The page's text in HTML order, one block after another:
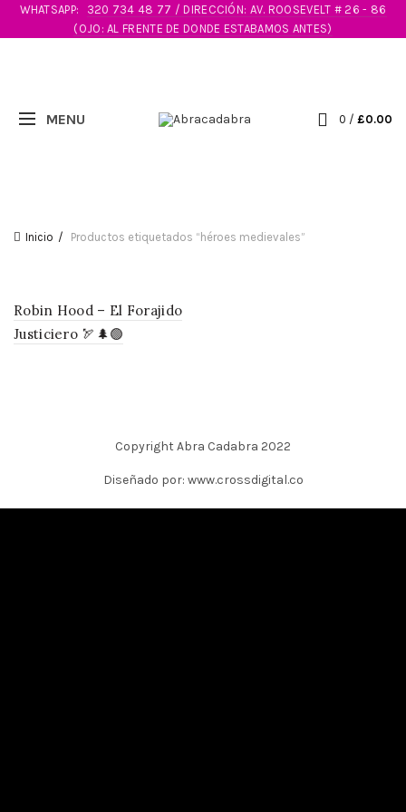
WHATSAPP:
320 734 48 77 / DIRECCIÓN: AV. ROOSEVELT # 26 - 86
(OJO: AL FRENTE DE DONDE ESTABAMOS ANTES)
0 / £0.00
Inicio Productos etiquetados “héroes medievales”
Robin Hood – El Forajido
Justiciero 🏹🌲🟢
Copyright Abra Cadabra 2022
Diseñado por: www.crossdigital.co